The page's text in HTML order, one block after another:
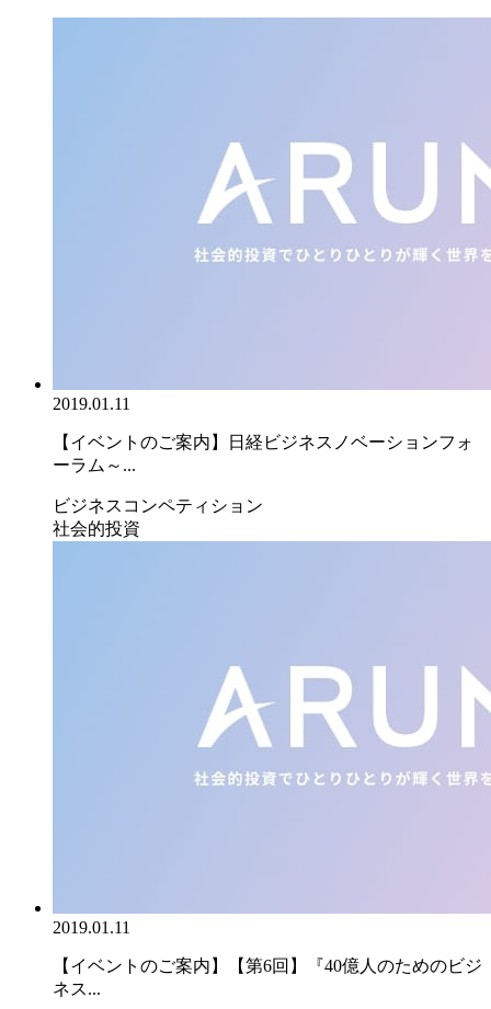
2019.01.11
【イベントのご案内】日経ビジネスノベーションフォ
ーラム～...
ビジネスコンペティション
社会的投資
2019.01.11
【イベントのご案内】【第6回】『40億人のためのビジ
ネス...